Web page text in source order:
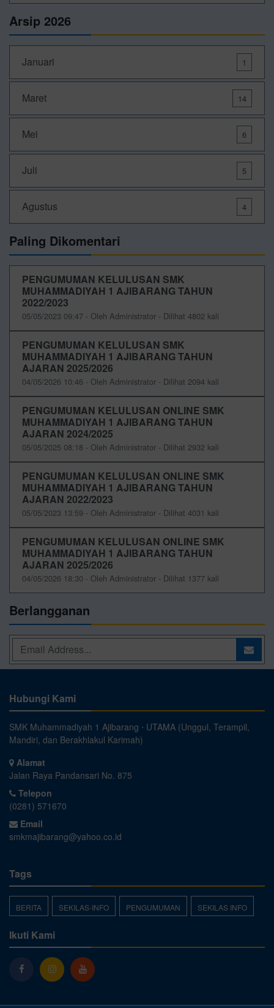
Arsip 2026
Januari 1
Maret 14
Mei 6
Juli 5
Agustus 4
Paling Dikomentari
PENGUMUMAN KELULUSAN SMK
MUHAMMADIYAH 1 AJIBARANG TAHUN
2022/2023
05/05/2023 09:47 - Oleh Administrator - Dilihat 4802 kali
PENGUMUMAN KELULUSAN SMK
MUHAMMADIYAH 1 AJIBARANG TAHUN
AJARAN 2025/2026
04/05/2026 10:46 - Oleh Administrator - Dilihat 2094 kali
PENGUMUMAN KELULUSAN ONLINE SMK
MUHAMMADIYAH 1 AJIBARANG TAHUN
AJARAN 2024/2025
05/05/2025 08:18 - Oleh Administrator - Dilihat 2932 kali
PENGUMUMAN KELULUSAN ONLINE SMK
MUHAMMADIYAH 1 AJIBARANG TAHUN
AJARAN 2022/2023
05/05/2023 13:59 - Oleh Administrator - Dilihat 4031 kali
PENGUMUMAN KELULUSAN ONLINE SMK
MUHAMMADIYAH 1 AJIBARANG TAHUN
AJARAN 2025/2026
04/05/2026 18:30 - Oleh Administrator - Dilihat 1377 kali
Berlangganan
Hubungi Kami
SMK Muhammadiyah 1 Ajibarang ⋅ UTAMA (Unggul, Terampil,
Mandiri, dan Berakhlakul Karimah)
Alamat
Jalan Raya Pandansari No. 875
Telepon
(0281) 571670
Email
smkmajibarang@yahoo.co.id
Tags
BERITA SEKILAS-INFO PENGUMUMAN SEKILAS INFO
Ikuti Kami